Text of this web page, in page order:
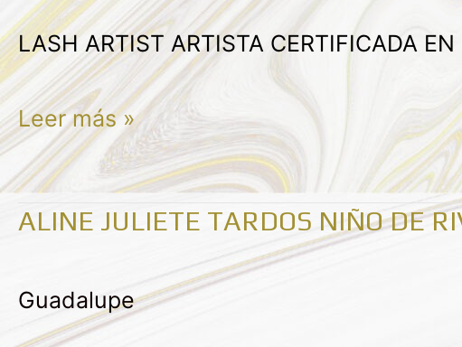
LASH ARTIST ARTISTA CERTIFICADA
Leer más »
ALINE JULIETE TARDOS NIÑO DE
Guadalupe
Aline
Tardos